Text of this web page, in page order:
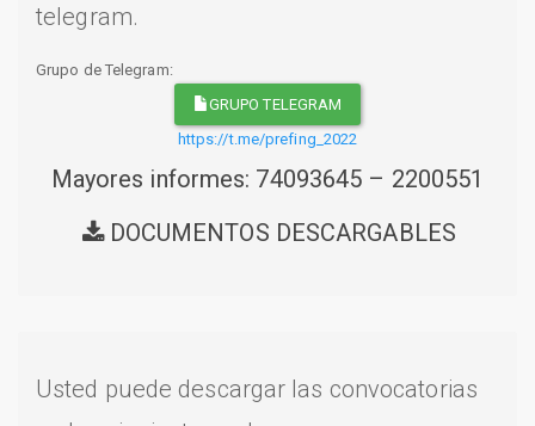
telegram.
Grupo de Telegram:
GRUPO TELEGRAM
https://t.me/prefing_2022
Mayores informes: 74093645 – 2200551
DOCUMENTOS DESCARGABLES
Usted puede descargar las convocatorias